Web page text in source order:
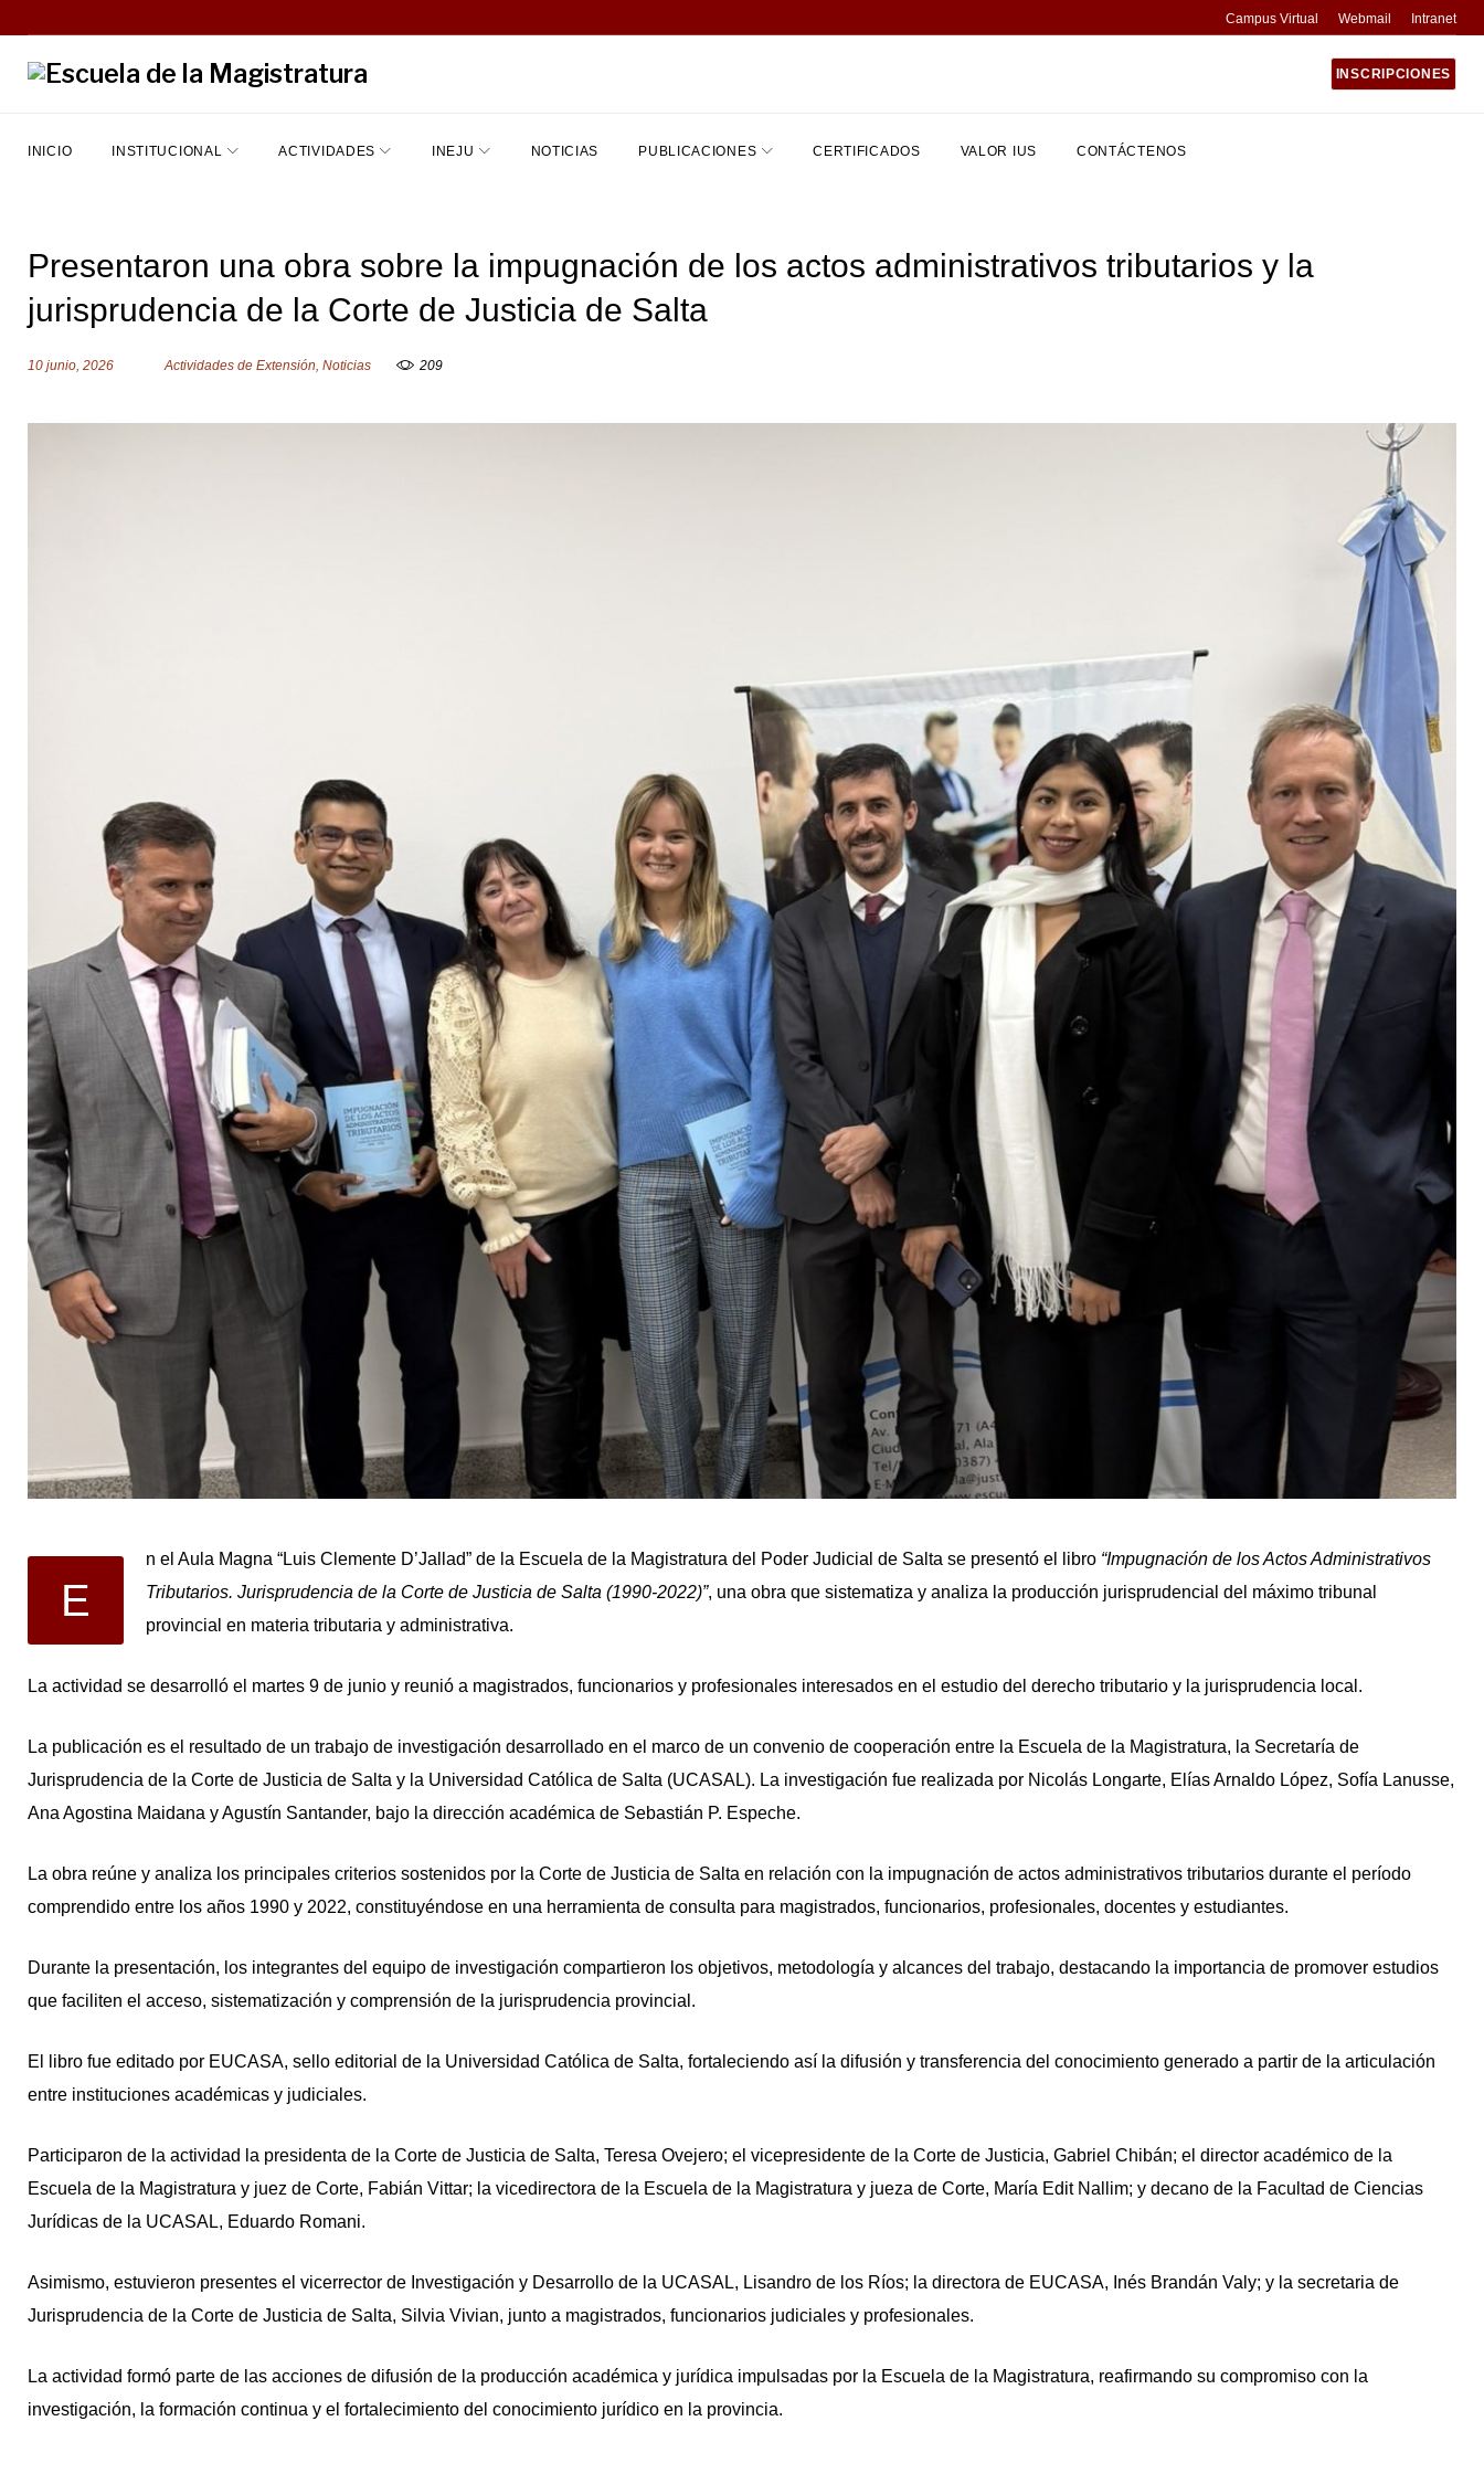
Campus Virtual Webmail Intranet
INSCRIPCIONES
INICIO INSTITUCIONAL ACTIVIDADES INEJU NOTICIAS PUBLICACIONES CERTIFICADOS VALOR IUS CONTÁCTENOS
Presentaron una obra sobre la impugnación de los actos administrativos tributarios y la
jurisprudencia de la Corte de Justicia de Salta
10 junio, 2026 Actividades de Extensión, Noticias 209
E
n el Aula Magna “Luis Clemente D’Jallad” de la Escuela de la Magistratura del Poder Judicial de Salta se presentó el libro “Impugnación de los Actos Administrativos
Tributarios. Jurisprudencia de la Corte de Justicia de Salta (1990-2022)”, una obra que sistematiza y analiza la producción jurisprudencial del máximo tribunal
provincial en materia tributaria y administrativa.
La actividad se desarrolló el martes 9 de junio y reunió a magistrados, funcionarios y profesionales interesados en el estudio del derecho tributario y la jurisprudencia local.
La publicación es el resultado de un trabajo de investigación desarrollado en el marco de un convenio de cooperación entre la Escuela de la Magistratura, la Secretaría de
Jurisprudencia de la Corte de Justicia de Salta y la Universidad Católica de Salta (UCASAL). La investigación fue realizada por Nicolás Longarte, Elías Arnaldo López, Sofía Lanusse,
Ana Agostina Maidana y Agustín Santander, bajo la dirección académica de Sebastián P. Espeche.
La obra reúne y analiza los principales criterios sostenidos por la Corte de Justicia de Salta en relación con la impugnación de actos administrativos tributarios durante el período
comprendido entre los años 1990 y 2022, constituyéndose en una herramienta de consulta para magistrados, funcionarios, profesionales, docentes y estudiantes.
Durante la presentación, los integrantes del equipo de investigación compartieron los objetivos, metodología y alcances del trabajo, destacando la importancia de promover estudios
que faciliten el acceso, sistematización y comprensión de la jurisprudencia provincial.
El libro fue editado por EUCASA, sello editorial de la Universidad Católica de Salta, fortaleciendo así la difusión y transferencia del conocimiento generado a partir de la articulación
entre instituciones académicas y judiciales.
Participaron de la actividad la presidenta de la Corte de Justicia de Salta, Teresa Ovejero; el vicepresidente de la Corte de Justicia, Gabriel Chibán; el director académico de la
Escuela de la Magistratura y juez de Corte, Fabián Vittar; la vicedirectora de la Escuela de la Magistratura y jueza de Corte, María Edit Nallim; y decano de la Facultad de Ciencias
Jurídicas de la UCASAL, Eduardo Romani.
Asimismo, estuvieron presentes el vicerrector de Investigación y Desarrollo de la UCASAL, Lisandro de los Ríos; la directora de EUCASA, Inés Brandán Valy; y la secretaria de
Jurisprudencia de la Corte de Justicia de Salta, Silvia Vivian, junto a magistrados, funcionarios judiciales y profesionales.
La actividad formó parte de las acciones de difusión de la producción académica y jurídica impulsadas por la Escuela de la Magistratura, reafirmando su compromiso con la
investigación, la formación continua y el fortalecimiento del conocimiento jurídico en la provincia.